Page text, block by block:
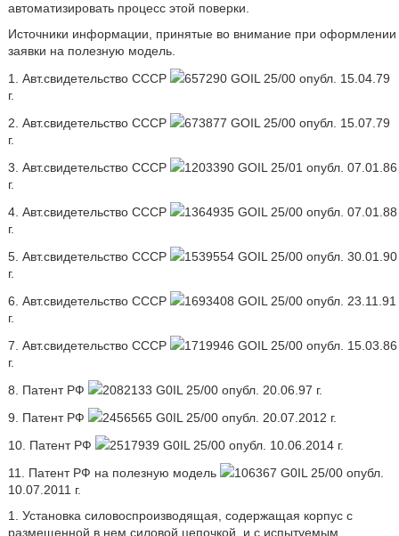
автоматизировать процесс этой поверки.
Источники информации, принятые во внимание при оформлении
заявки на полезную модель.
1. Авт.свидетельство СССР
657290 GOIL 25/00 опубл. 15.04.79
г.
2. Авт.свидетельство СССР
673877 GOIL 25/00 опубл. 15.07.79
г.
3. Авт.свидетельство СССР
1203390 GOIL 25/01 опубл. 07.01.86
г.
4. Авт.свидетельство СССР
1364935 GOIL 25/00 опубл. 07.01.88
г.
5. Авт.свидетельство СССР
1539554 GOIL 25/00 опубл. 30.01.90
г.
6. Авт.свидетельство СССР
1693408 GOIL 25/00 опубл. 23.11.91
г.
7. Авт.свидетельство СССР
1719946 GOIL 25/00 опубл. 15.03.86
г.
8. Патент РФ
2082133 G0IL 25/00 опубл. 20.06.97 г.
9. Патент РФ
2456565 G0IL 25/00 опубл. 20.07.2012 г.
10. Патент РФ
2517939 G0IL 25/00 опубл. 10.06.2014 г.
11. Патент РФ на полезную модель
106367 G0IL 25/00 опубл.
10.07.2011 г.
1. Установка силовоспроизводящая, содержащая корпус с
размещенной в нем силовой цепочкой, и с испытуемым